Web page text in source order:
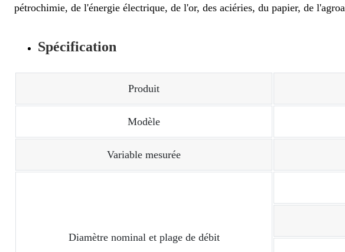
pétrochimie, de l'énergie électrique, de l'or, des aciéries, du papier, de
Spécification
Produit
Modèle
Variable mesurée
Diamètre nominal et plage de débit